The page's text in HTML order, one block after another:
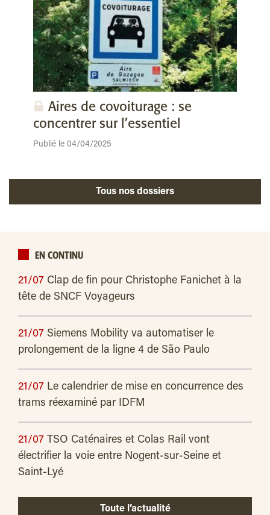
Aires de covoiturage : se
concentrer sur l’essentiel
Publié le 04/04/2025
Tous nos dossiers
EN CONTINU
21/07 Clap de fin pour Christophe Fanichet à la
tête de SNCF Voyageurs
21/07 Siemens Mobility va automatiser le
prolongement de la ligne 4 de São Paulo
21/07 Le calendrier de mise en concurrence des
trams réexaminé par IDFM
21/07 TSO Caténaires et Colas Rail vont
électrifier la voie entre Nogent-sur-Seine et
Saint-Lyé
Toute l’actualité